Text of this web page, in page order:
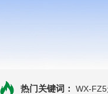
热门关键词： WX-